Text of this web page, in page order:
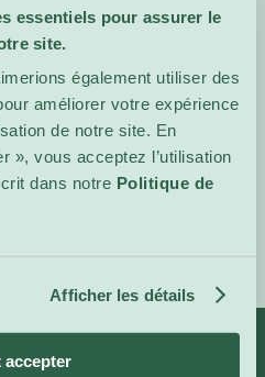
essentiels pour assurer le
site.
également utiliser des
améliorer votre expérience
de notre site. En
», vous acceptez l’utilisation
dans notre Politique de
Afficher les détails
accepter
Vernissage lors de la Nuit
des Bains, jeudi 12 mars,
18:00.
Site de
l'événement